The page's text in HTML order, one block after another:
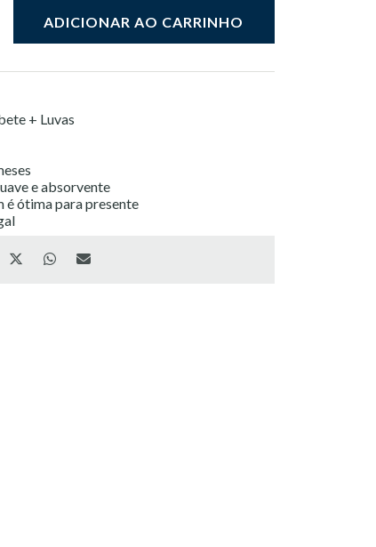
ADICIONAR AO CARRINHO
+ Luvas
e absorvente
é ótima para presente